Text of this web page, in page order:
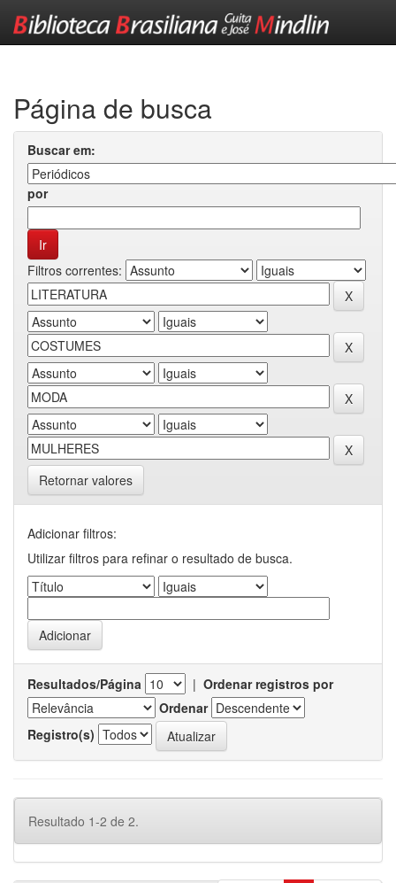
Página de busca
Buscar em:
por
Filtros correntes:
Retornar valores
Adicionar filtros:
Utilizar filtros para refinar o resultado de busca.
Resultados/Página | Ordenar registros por
Ordenar
Registro(s)
Resultado 1-2 de 2.